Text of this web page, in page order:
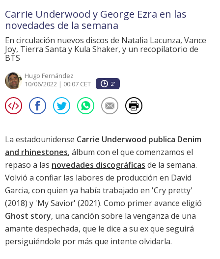
Carrie Underwood y George Ezra en las
novedades de la semana
En circulación nuevos discos de Natalia Lacunza, Vance
Joy, Tierra Santa y Kula Shaker, y un recopilatorio de
BTS
Hugo Fernández
10/06/2022 | 00:07 CET
2'
La estadounidense Carrie Underwood publica Denim
and rhinestones, álbum con el que comenzamos el
repaso a las novedades discográficas de la semana.
Volvió a confiar las labores de producción en David
Garcia, con quien ya había trabajado en 'Cry pretty'
(2018) y 'My Savior' (2021). Como primer avance eligió
Ghost story, una canción sobre la venganza de una
amante despechada, que le dice a su ex que seguirá
persiguiéndole por más que intente olvidarla.